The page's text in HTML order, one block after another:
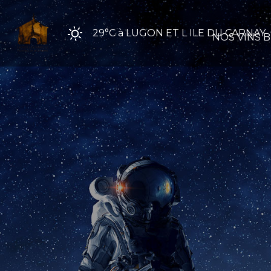
29°C à LUGON ET L ILE DU CARNAY
NOS VINS